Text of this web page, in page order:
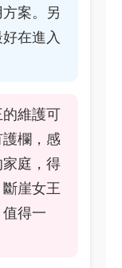
案。另
在進入
維護可
欄，感
庭，得
崖女王
得一